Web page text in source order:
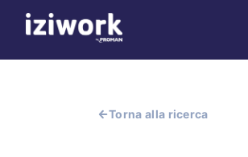
Torna alla ricerca